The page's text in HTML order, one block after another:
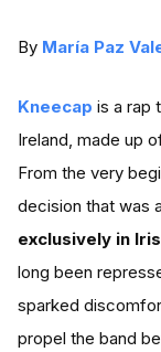
By María Paz
Kneecap is a rap
Ireland, made up
From the very
decision that was
exclusively in
long been
sparked
propel the band